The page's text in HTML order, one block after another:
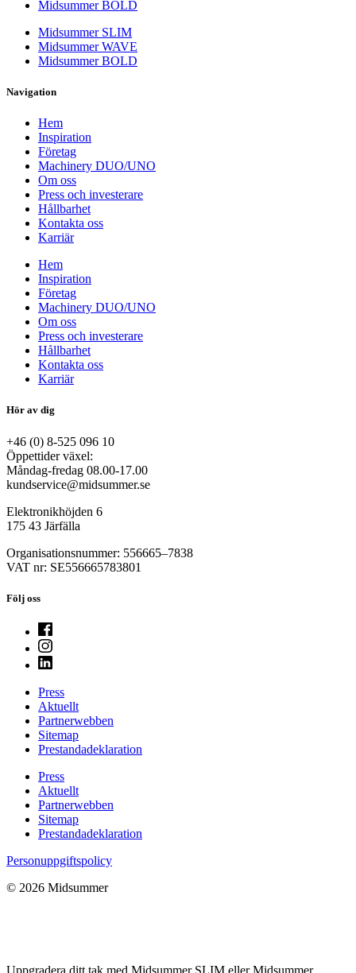
Midsummer BOLD
Midsummer SLIM
Midsummer WAVE
Midsummer BOLD
Navigation
Hem
Inspiration
Företag
Machinery DUO/UNO
Om oss
Press och investerare
Hållbarhet
Kontakta oss
Karriär
Hem
Inspiration
Företag
Machinery DUO/UNO
Om oss
Press och investerare
Hållbarhet
Kontakta oss
Karriär
Hör av dig
+46 (0) 8-525 096 10
Öppettider växel:
Måndag-fredag 08.00-17.00
kundservice@midsummer.se
Elektronikhöjden 6
175 43 Järfälla
Organisationsnummer: 556665–7838
VAT nr: SE556665783801
Följ oss
Press
Aktuellt
Partnerwebben
Sitemap
Prestandadeklaration
Press
Aktuellt
Partnerwebben
Sitemap
Prestandadeklaration
Personuppgiftspolicy
© 2026 Midsummer
Uppgradera ditt tak med Midsummer SLIM eller Midsummer